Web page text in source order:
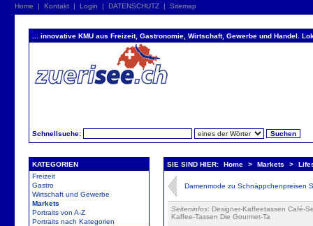
Home | Kontakt | Login | DATENSCHUTZ | Sitemap
... innovative KMU aus Freizeit, Gastronomie, Wirtschaft, Gewerbe und Handel.
Schnellsuche:
KATEGORIEN
Freizeit
Gastro
Wirtschaft und Gewerbe
Markets
Portraits von A-Z
Portraits nach Kategorien
SIE SIND HIER: Home > Markets >
Damenmode zu Schnäppchenpreisen
Seiteninfos: Designer-Kaffeetassen Café-
Kaffee-Tassen Die Gourmet-Ta